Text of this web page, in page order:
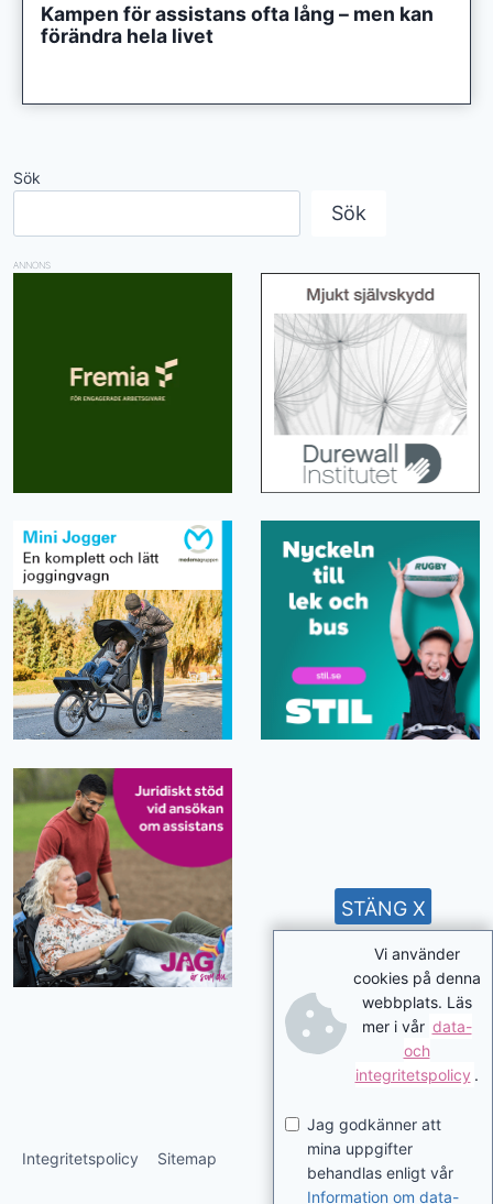
Kampen för assistans ofta lång – men kan
förändra hela livet
Sök
Sök
ANNONS
Integritetspolicy Sitemap
Vi använder
cookies på denna
webbplats. Läs
mer i vår data-
och
integritetspolicy .
Jag godkänner att
mina uppgifter
behandlas enligt vår
Information om data-
STÄNG X